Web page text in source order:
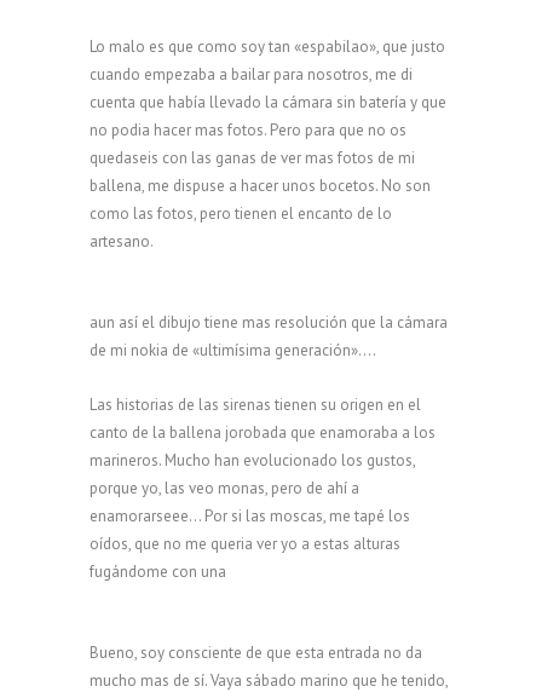
Lo malo es que como soy tan «espabilao», que justo
cuando empezaba a bailar para nosotros, me di
cuenta que había llevado la cámara sin batería y que
no podia hacer mas fotos. Pero para que no os
quedaseis con las ganas de ver mas fotos de mi
ballena, me dispuse a hacer unos bocetos. No son
como las fotos, pero tienen el encanto de lo
artesano.
aun así el dibujo tiene mas resolución que la cámara
de mi nokia de «ultimísima generación»….
Las historias de las sirenas tienen su origen en el
canto de la ballena jorobada que enamoraba a los
marineros. Mucho han evolucionado los gustos,
porque yo, las veo monas, pero de ahí a
enamorarseee… Por si las moscas, me tapé los
oídos, que no me queria ver yo a estas alturas
fugándome con una
Bueno, soy consciente de que esta entrada no da
mucho mas de sí. Vaya sábado marino que he tenido,